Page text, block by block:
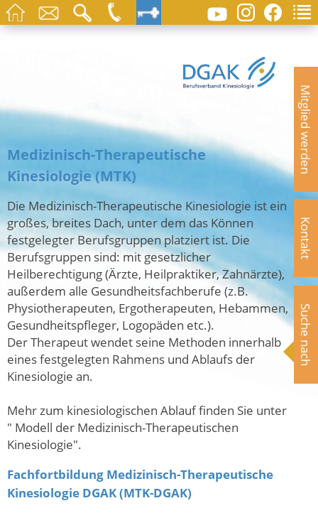
Mitglied werden
Kontakt
Suche nach
Medizinisch-Therapeutische
Kinesiologie (MTK)
Die Medizinisch-Therapeutische Kinesiologie ist ein
großes, breites Dach, unter dem das Können
festgelegter Berufsgruppen platziert ist. Die
Berufsgruppen sind: mit gesetzlicher
Heilberechtigung (Ärzte, Heilpraktiker, Zahnärzte),
außerdem alle Gesundheitsfachberufe (z.B.
Physiotherapeuten, Ergotherapeuten, Hebammen,
Gesundheitspfleger, Logopäden etc.).
Der Therapeut wendet seine Methoden innerhalb
eines festgelegten Rahmens und Ablaufs der
Kinesiologie an.
Mehr zum kinesiologischen Ablauf finden Sie unter
" Modell der Medizinisch-Therapeutischen
Kinesiologie".
Fachfortbildung Medizinisch-Therapeutische
Kinesiologie DGAK (MTK-DGAK)